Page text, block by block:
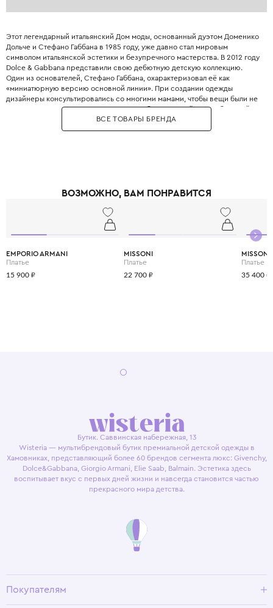
Этот легендарный итальянский Дом моды, основанный дуэтом Доменико
Дольче и Стефано Габбана в 1985 году, уже давно стал мировым
символом итальянской эстетики и безупречного мастерства. В 2012 году
Dolce & Gabbana представили свою дебютную детскую коллекцию.
Один из основателей, Стефано Габбана, охарактеризовал её как
«миниатюрную версию основной линии». При создании одежды
дизайнеры консультировались со многими мамами, чтобы вещи были не
только стильными, но и максимально удобными. Дизайнеры с большой
любовью и вниманием перенесли в детский гардероб все коды
взрослой моды: яркие цветочные принты, благородное кружево,
а главное - сделать его детство по-настоящему незабываемым и
ВСЕ ТОВАРЫ БРЕНДА
ВОЗМОЖНО, ВАМ ПОНРАВИТСЯ
EMPORIO ARMANI
Платье
15 900 ₽
MISSONI
Платье
22 700 ₽
MISSONI
Платье
35 400 ₽
Бутик. Саввинская набережная, 13
Wisteria — мультибрендовый бутик премиальной детской одежды в
Хамовниках, представляющий более 60 брендов сегмента люкс: Givenchy,
Dolce&Gabbana, Giorgio Armani, Elie Saab, Balmain. Эстетика здесь
воспитывает вкус с первых дней жизни и навсегда становится частью
прекрасного мира детства.
Покупателям